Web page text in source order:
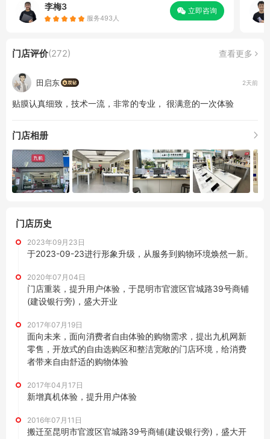
李梅3
服务493人
立即咨询
门店评价(272) 查看更多
田启东 2天前
贴膜认真细致，技术一流，非常的专业， 很满意的一次体验
门店相册
门店历史
2023年09月23日
于2023-09-23进行形象升级，从服务到购物环境焕然一新。
2020年07月04日
门店重装，提升用户体验，于昆明市官渡区官城路39号商铺
(建设银行旁)，盛大开业
2017年07月19日
面向未来，面向消费者自由体验的购物需求，提出九机网新
零售，开放式的自由选购区和整洁宽敞的门店环境，给消费
者带来自由舒适的购物体验
2017年04月17日
新增真机体验，提升用户体验
2016年07月11日
搬迁至昆明市官渡区官城路39号商铺(建设银行旁)，盛大开